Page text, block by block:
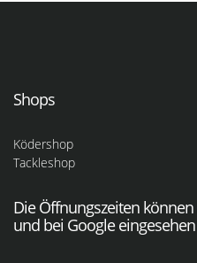
Shops
Ködershop
Tackleshop
Die Öffnungszeiten
und bei Google